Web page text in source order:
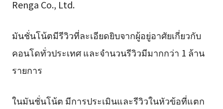
Renga Co., Ltd.
มันชั่นโน้ตมีรีวิวที่ละเอียดยิบจากผู้อยู่อาศัยเกี่ยวกับ
คอนโดทั่วประเทศ และจำนวนรีวิวมีมากกว่า 1 ล้าน
รายการ
ในมันชั่นโน้ต มีการประเมินและรีวิวในหัวข้อที่แตก